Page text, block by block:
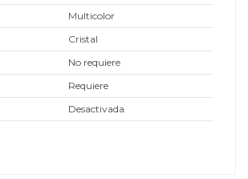
Multicolor
Cristal
No requiere
Requiere
Desactivada